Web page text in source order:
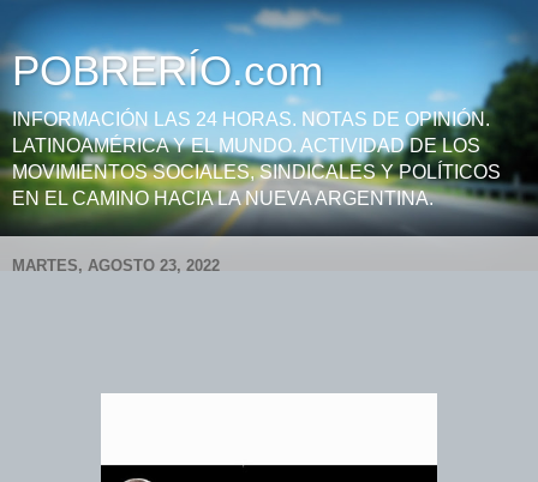
POBRERÍO.com
INFORMACIÓN LAS 24 HORAS. NOTAS DE OPINIÓN.
LATINOAMÉRICA Y EL MUNDO. ACTIVIDAD DE LOS
MOVIMIENTOS SOCIALES, SINDICALES Y POLÍTICOS
EN EL CAMINO HACIA LA NUEVA ARGENTINA.
MARTES, AGOSTO 23, 2022